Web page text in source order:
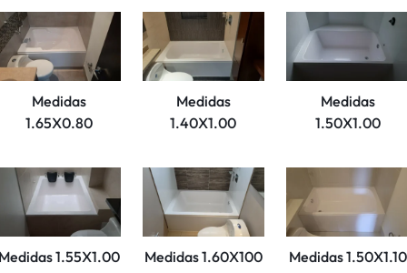
Medidas
1.65X0.80
Medidas
1.40X1.00
Medidas
1.50X1.00
1.55X1.00 Medidas 1.60X100 Medidas 1.50X1.10